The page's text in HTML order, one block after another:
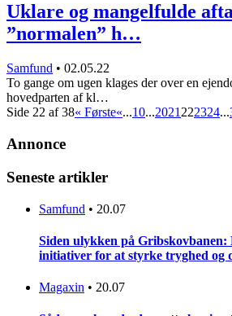
Uklare og mangelfulde
”normalen” h…
Samfund • 02.05.22
To gange om ugen klages der over en
hovedparten af kl…
Side 22 af 38« Første«...10...2021 222324...
Annonce
Seneste artikler
Samfund • 20.07
Siden ulykken på
initiativer for at styrke tryghed og
Magaxin • 20.07